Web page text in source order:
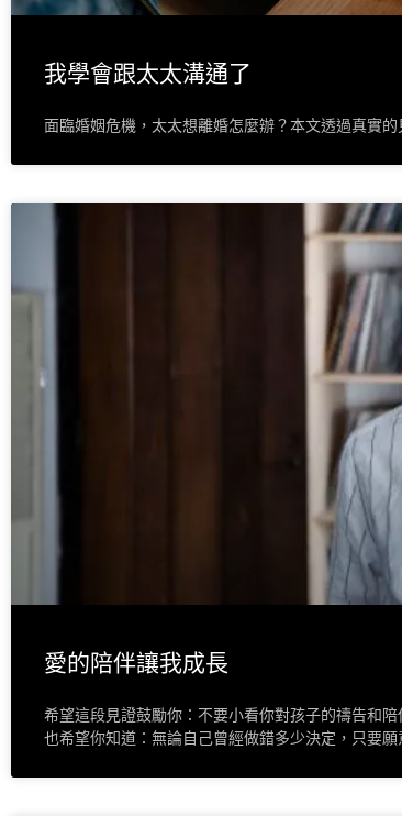
我學會跟太太溝通了
面臨婚姻危機，太太想離婚怎麼辦？本文透過真實
愛的陪伴讓我成長
希望這段見證鼓勵你：不要小看你對孩子的禱告和
也希望你知道：無論自己曾經做錯多少決定，只要